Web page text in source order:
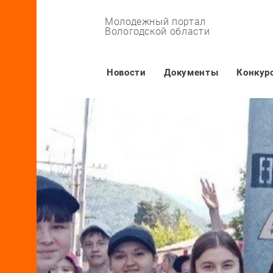
Молодежный портал
Вологодской области
Основная навигация
Новости Документы